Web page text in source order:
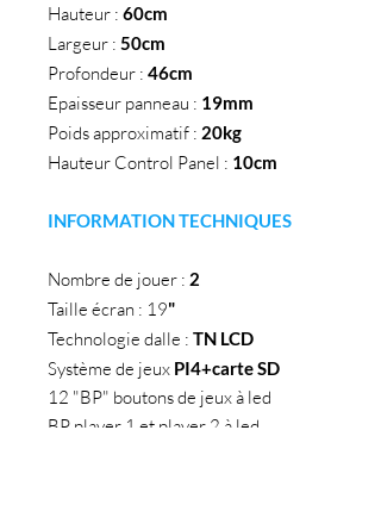
Hauteur : 60cm
Largeur : 50cm
Profondeur : 46cm
Epaisseur panneau : 19mm
Poids approximatif : 20kg
Hauteur Control Panel : 10cm
INFORMATION TECHNIQUES
Nombre de jouer : 2
Taille écran : 19"
Technologie dalle : TN LCD
Système de jeux PI4+carte SD
12 "BP" boutons de jeux à led
BP player 1 et player 2 à led